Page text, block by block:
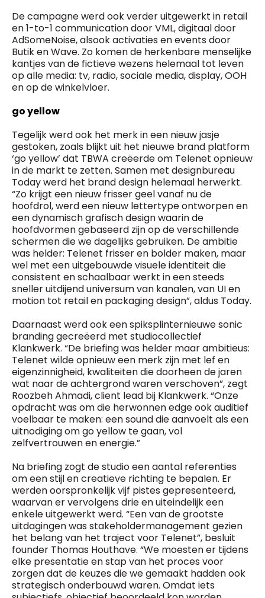
De campagne werd ook verder uitgewerkt in retail
en 1-to-1 communication door VML, digitaal door
AdSomeNoise, alsook activaties en events door
Butik en Wave. Zo komen de herkenbare menselijke
kantjes van de fictieve wezens helemaal tot leven
op alle media: tv, radio, sociale media, display, OOH
en op de winkelvloer.
go yellow
Tegelijk werd ook het merk in een nieuw jasje
gestoken, zoals blijkt uit het nieuwe brand platform
‘go yellow’ dat TBWA creëerde om Telenet opnieuw
in de markt te zetten. Samen met designbureau
Today werd het brand design helemaal herwerkt.
“Zo krijgt een nieuw frisser geel vanaf nu de
hoofdrol, werd een nieuw lettertype ontworpen en
een dynamisch grafisch design waarin de
hoofdvormen gebaseerd zijn op de verschillende
schermen die we dagelijks gebruiken. De ambitie
was helder: Telenet frisser en bolder maken, maar
wel met een uitgebouwde visuele identiteit die
consistent en schaalbaar werkt in een steeds
sneller uitdijend universum van kanalen, van UI en
motion tot retail en packaging design”, aldus Today.
Daarnaast werd ook een spiksplinternieuwe sonic
branding gecreëerd met studiocollectief
Klankwerk. “De briefing was helder maar ambitieus:
Telenet wilde opnieuw een merk zijn met lef en
eigenzinnigheid, kwaliteiten die doorheen de jaren
wat naar de achtergrond waren verschoven”, zegt
Roozbeh Ahmadi, client lead bij Klankwerk. “Onze
opdracht was om die herwonnen edge ook auditief
voelbaar te maken: een sound die aanvoelt als een
uitnodiging om go yellow te gaan, vol
zelfvertrouwen en energie.”
Na briefing zogt de studio een aantal referenties
om een stijl en creatieve richting te bepalen. Er
werden oorspronkelijk vijf pistes gepresenteerd,
waarvan er vervolgens drie en uiteindelijk een
enkele uitgewerkt werd. “Een van de grootste
uitdagingen was stakeholdermanagement gezien
het belang van het traject voor Telenet”, besluit
founder Thomas Houthave. “We moesten er tijdens
elke presentatie en stap van het proces voor
zorgen dat de keuzes die we gemaakt hadden ook
strategisch onderbouwd waren. Omdat iets